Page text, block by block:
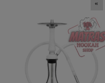
«